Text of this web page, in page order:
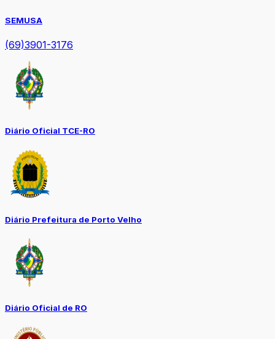
SEMUSA
(69)3901-3176
Diário Oficial TCE-RO
Diário Prefeitura de Porto Velho
Diário Oficial de RO